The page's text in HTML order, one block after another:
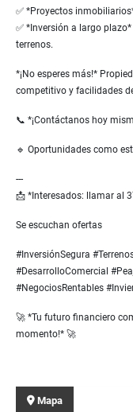
✅ *Proyectos
✅ *Inversión a largo
terrenos.
*¡No esperes más!*
competitivo y facilidades
📞 *¡Contáctanos hoy
🔹 Oportunidades como
---
📩 *Interesados: llamar al
Se escuchan ofertas
#InversiónSegura
#DesarrolloComercial
#NegociosRentables
🚀 *Tu futuro financiero
momento!* 🚀
Mapa